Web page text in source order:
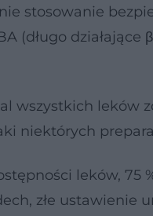
stosowanie
(długo
wszystkich leków
niektórych
leków, 75
złe ustawienie